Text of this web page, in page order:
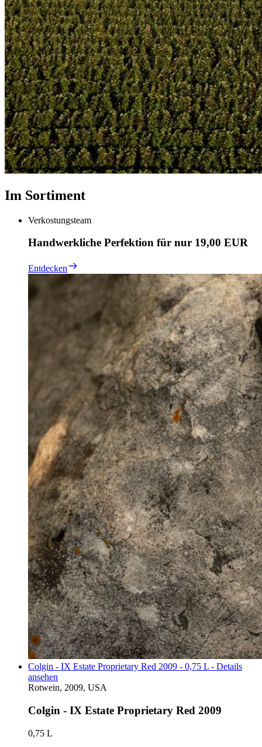
Im Sortiment
Verkostungsteam
Handwerkliche Perfektion für nur 19,00 EUR
Entdecken
Colgin - IX Estate Proprietary Red 2009 - 0,75 L - Details
ansehen
Rotwein, 2009, USA
Colgin - IX Estate Proprietary Red 2009
0,75 L